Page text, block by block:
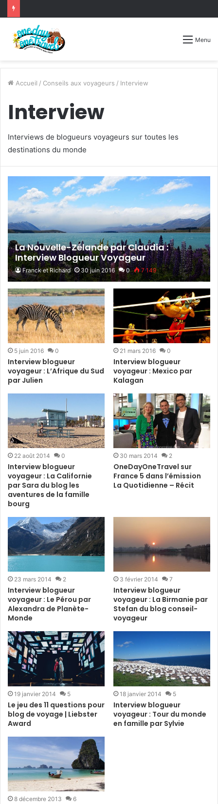
Menu
Accueil / Conseils aux voyageurs / Interview
Interview
Interviews de blogueurs voyageurs sur toutes les
destinations du monde
La Nouvelle-Zélande par Claudia :
Interview Blogueur Voyageur
Franck et Richard 30 juin 2016 0 7 149
5 juin 2016 0
Interview blogueur
voyageur : L’Afrique du Sud
par Julien
21 mars 2016 0
Interview blogueur
voyageur : Mexico par
Kalagan
22 août 2014 0
Interview blogueur
voyageur : La Californie
par Sara du blog les
aventures de la famille
bourg
30 mars 2014 2
OneDayOneTravel sur
France 5 dans l’émission
La Quotidienne – Récit
23 mars 2014 2
Interview blogueur
voyageur : Le Pérou par
Alexandra de Planète-
Monde
3 février 2014 7
Interview blogueur
voyageur : La Birmanie par
Stefan du blog conseil-
voyageur
19 janvier 2014 5
Le jeu des 11 questions pour
blog de voyage | Liebster
Award
18 janvier 2014 5
Interview blogueur
voyageur : Tour du monde
en famille par Sylvie
8 décembre 2013 6